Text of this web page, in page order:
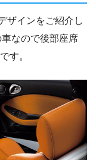
ザインをご紹介し
なので後部座席
す。